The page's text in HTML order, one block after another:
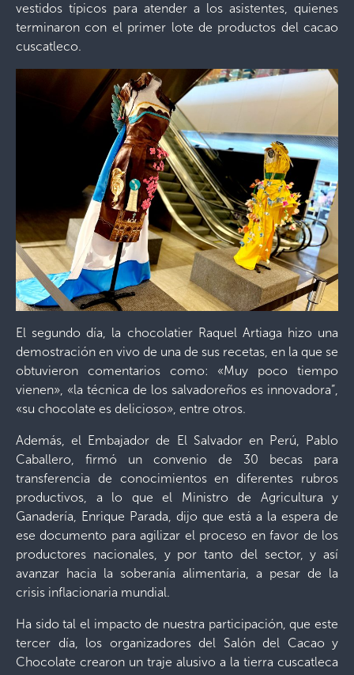
vestidos típicos para atender a los asistentes, quienes
terminaron con el primer lote de productos del cacao
cuscatleco.
El segundo día, la chocolatier Raquel Artiaga hizo una
demostración en vivo de una de sus recetas, en la que se
obtuvieron comentarios como: «Muy poco tiempo
vienen», «la técnica de los salvadoreños es innovadora”,
«su chocolate es delicioso», entre otros.
Además, el Embajador de El Salvador en Perú, Pablo
Caballero, firmó un convenio de 30 becas para
transferencia de conocimientos en diferentes rubros
productivos, a lo que el Ministro de Agricultura y
Ganadería, Enrique Parada, dijo que está a la espera de
ese documento para agilizar el proceso en favor de los
productores nacionales, y por tanto del sector, y así
avanzar hacia la soberanía alimentaria, a pesar de la
crisis inflacionaria mundial.
Ha sido tal el impacto de nuestra participación, que este
tercer día, los organizadores del Salón del Cacao y
Chocolate crearon un traje alusivo a la tierra cuscatleca